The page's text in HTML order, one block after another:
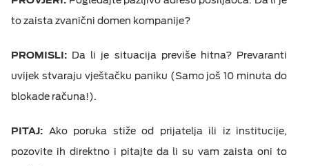
to zaista zvanični domen kompanije?
PROMISLI: Da li je situacija previše hitna? Prevaranti
uvijek stvaraju vještačku paniku (Samo još 10 minuta do
blokade računa!).
PITAJ: Ako poruka stiže od prijatelja ili iz institucije,
pozovite ih direktno i pitajte da li su vam zaista oni to